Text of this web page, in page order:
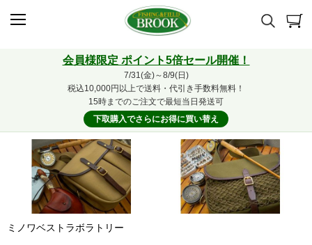
会員様限定 ポイント5倍セール開催！
7/31(金)～8/9(日)
税込10,000円以上で送料・代引き手数料無料！
15時までのご注文で最短当日発送可
下取購入でさらにお得に買い替え
ミノワベストラボラトリー